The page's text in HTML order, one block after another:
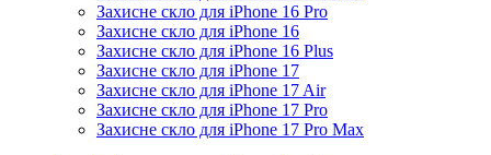
Захисне скло для iPhone 16 Pro
Захисне скло для iPhone 16
Захисне скло для iPhone 16 Plus
Захисне скло для iPhone 17
Захисне скло для iPhone 17 Air
Захисне скло для iPhone 17 Pro
Захисне скло для iPhone 17 Pro Max